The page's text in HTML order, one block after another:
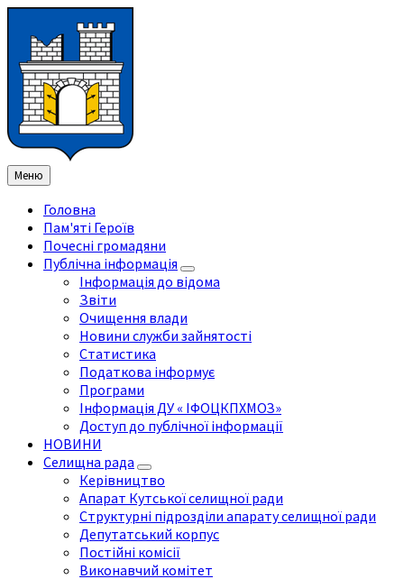
змісту
ліву
бічну
панель
праву
бічну
панель
нижнього
колонтитула
Меню
Головна
Пам'яті Героїв
Почесні громадяни
Публічна інформація
Інформація до відома
Звіти
Очищення влади
Новини служби зайнятості
Статистика
Податкова інформує
Програми
Інформація ДУ « ІФОЦКПХМОЗ»
Доступ до публічної інформації
НОВИНИ
Селищна рада
Керівництво
Апарат Кутської селищної ради
Структурні підрозділи апарату селищної ради
Депутатський корпус
Постійні комісії
Виконавчий комітет